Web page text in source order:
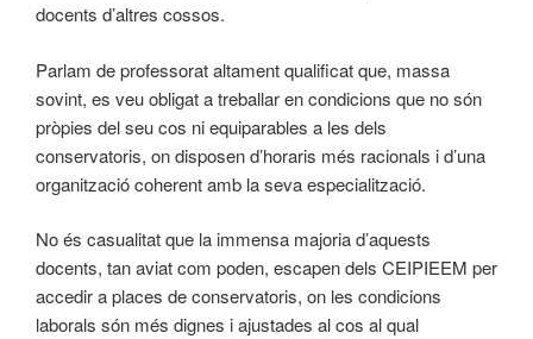
docents d’altres cossos.
Parlam de professorat altament qualificat que, massa
sovint, es veu obligat a treballar en condicions que no són
pròpies del seu cos ni equiparables a les dels
conservatoris, on disposen d’horaris més racionals i d’una
organització coherent amb la seva especialització.
No és casualitat que la immensa majoria d’aquests
docents, tan aviat com poden, escapen dels CEIPIEEM per
accedir a places de conservatoris, on les condicions
laborals són més dignes i ajustades al cos al qual